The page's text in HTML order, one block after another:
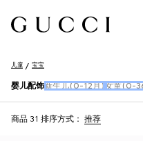
儿童 宝宝
婴儿配饰 新生儿(0-12月) 女童(0-
商品 31 排序方式： 推荐